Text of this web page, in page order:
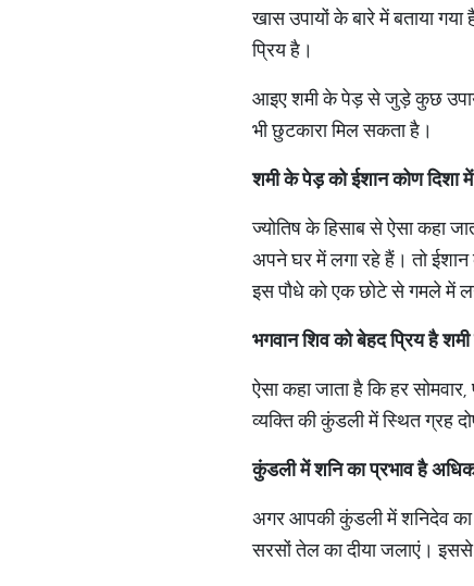
खास उपायों के बारे में बताया
प्रिय है।
आइए शमी के पेड़ से जुड़े कुछ
भी छुटकारा मिल सकता है।
शमी के पेड़ को ईशान कोण दिशा
ज्योतिष के हिसाब से ऐसा कहा
अपने घर में लगा रहे हैं। तो ईशान
इस पौधे को एक छोटे से गमले में
भगवान शिव को बेहद प्रिय है
ऐसा कहा जाता है कि हर
व्यक्ति की कुंडली में स्थित ग्रह
कुंडली में शनि का प्रभाव है
अगर आपकी कुंडली में शनिदेव का
सरसों तेल का दीया जलाएं।